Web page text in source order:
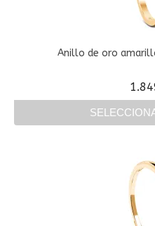
Anillo de oro